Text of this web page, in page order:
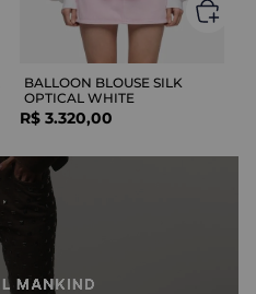
BALLOON BLOUSE SILK
OPTICAL WHITE
R$ 3.320,00